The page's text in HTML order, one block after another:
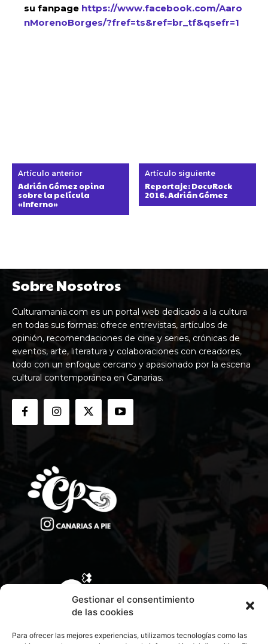
Gestionar el consentimiento
de las cookies
Para ofrecer las mejores experiencias, utilizamos tecnologías como las
su fanpage https://www.facebook.com/Aaro
nMorenoBorges/?fref=ts&ref=br_tf&qsefr=1
Artículo anterior
Adrián Gómez opina
sobre la película
«Inferno»
Artículo siguiente
Reportaje: DocuRock
2016. Adrián Gómez
Sobre Nosotros
Culturamania.com es un portal web dedicado a la cultura
en todas sus formas: ofrece entrevistas, artículos de
opinión, recomendaciones de cine y series, crónicas de
eventos, arte, literatura y colaboraciones con creadores,
todo con un enfoque cercano y apasionado por la escena
cultural contemporánea en Canarias.